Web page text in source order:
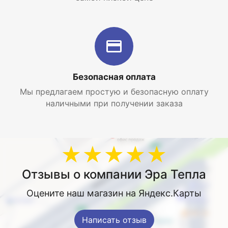
накопительный водонагреватель Thermex Round
Plus IR 200 V по самой низкой цене с доставкой по
Москве и Московской области.
Безопасная оплата
Мы предлагаем простую и безопасную оплату
наличными при получении заказа
★★★★★
Отзывы о компании Эра Тепла
Оцените наш магазин на Яндекс.Карты
Написать отзыв